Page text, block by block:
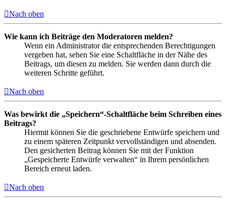
Nach oben
Wie kann ich Beiträge den Moderatoren melden?
Wenn ein Administrator die entsprechenden Berechtigungen
vergeben hat, sehen Sie eine Schaltfläche in der Nähe des
Beitrags, um diesen zu melden. Sie werden dann durch die
weiteren Schritte geführt.
Nach oben
Was bewirkt die „Speichern“-Schaltfläche beim Schreiben eines
Beitrags?
Hiermit können Sie die geschriebene Entwürfe speichern und
zu einem späteren Zeitpunkt vervollständigen und absenden.
Den gesicherten Beitrag können Sie mit der Funktion
„Gespeicherte Entwürfe verwalten“ in Ihrem persönlichen
Bereich erneut laden.
Nach oben